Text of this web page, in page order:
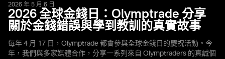
2026 年 5 月 6 日
2026 全球金錢日：Olymptrade 分享
關於金錢錯誤與學到教訓的真實故事
每年 4 月 17 日，Olymptrade 都會參與全球金錢日的慶祝活動。今
年，我們與多家媒體合作，分享一系列來自 Olymptraders 的真誠個